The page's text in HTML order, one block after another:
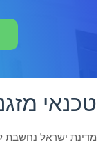
טכנאי
מדינת ישראל נחשבת